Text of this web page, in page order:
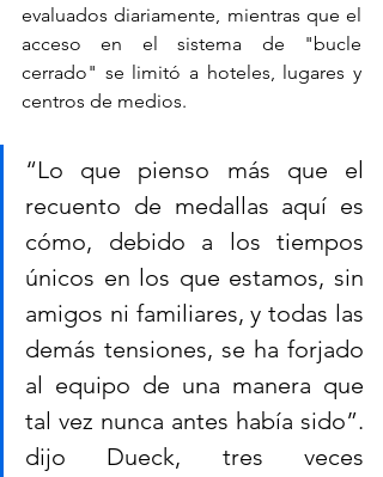
evaluados diariamente, mientras que el
acceso en el sistema de "bucle
cerrado" se limitó a hoteles, lugares y
centros de medios.
“Lo que pienso más que el
recuento de medallas aquí es
cómo, debido a los tiempos
únicos en los que estamos, sin
amigos ni familiares, y todas las
demás tensiones, se ha forjado
al equipo de una manera que
tal vez nunca antes había sido”.
dijo Dueck, tres veces